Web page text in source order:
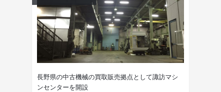
長野県の中古機械の買取販売拠点として諏訪マシ
ンセンターを開設